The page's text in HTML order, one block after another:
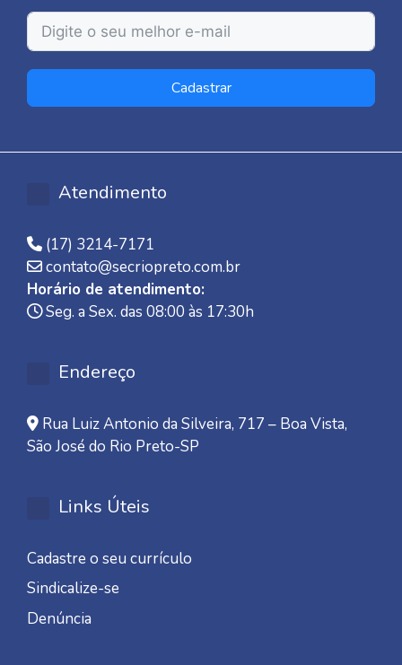
Cadastrar
Atendimento
(17) 3214-7171
contato@secriopreto.com.br
Horário de atendimento:
Seg. a Sex. das 08:00 às 17:30h
Endereço
Rua Luiz Antonio da Silveira, 717 – Boa Vista,
São José do Rio Preto-SP
Links Úteis
Cadastre o seu currículo
Sindicalize-se
Denúncia